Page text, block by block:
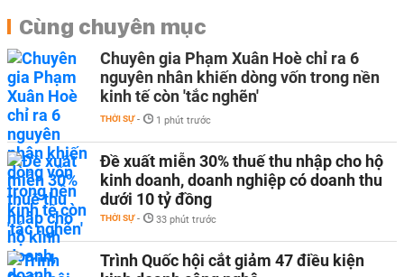
Cùng chuyên mục
Chuyên gia Phạm Xuân Hoè chỉ ra 6
nguyên nhân khiến dòng vốn trong nền
kinh tế còn 'tắc nghẽn'
THỜI SỰ - 1 phút trước
Đề xuất miễn 30% thuế thu nhập cho hộ
kinh doanh, doanh nghiệp có doanh thu
dưới 10 tỷ đồng
THỜI SỰ - 33 phút trước
Trình Quốc hội cắt giảm 47 điều kiện